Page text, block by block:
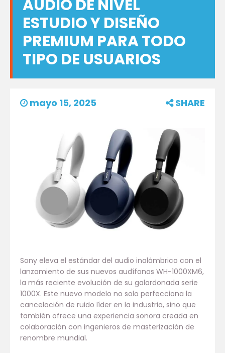
AUDIO DE NIVEL
ESTUDIO Y DISEÑO
PREMIUM PARA TODO
TIPO DE USUARIOS
mayo 15, 2025 SHARE
Sony eleva el estándar del audio inalámbrico con el
lanzamiento de sus nuevos audífonos WH-1000XM6,
la más reciente evolución de su galardonada serie
1000X. Este nuevo modelo no solo perfecciona la
cancelación de ruido líder en la industria, sino que
también ofrece una experiencia sonora creada en
colaboración con ingenieros de masterización de
renombre mundial.